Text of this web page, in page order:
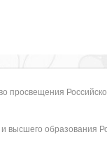
просвещения
и высшего образования